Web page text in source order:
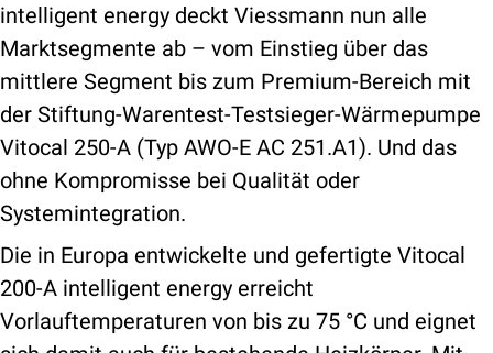
intelligent energy deckt Viessmann nun alle
Marktsegmente ab – vom Einstieg über das
mittlere Segment bis zum Premium-Bereich mit
der Stiftung-Warentest-Testsieger-Wärmepumpe
Vitocal 250-A (Typ AWO-E AC 251.A1). Und das
ohne Kompromisse bei Qualität oder
Systemintegration.
Die in Europa entwickelte und gefertigte Vitocal
200-A intelligent energy erreicht
Vorlauftemperaturen von bis zu 75 °C und eignet